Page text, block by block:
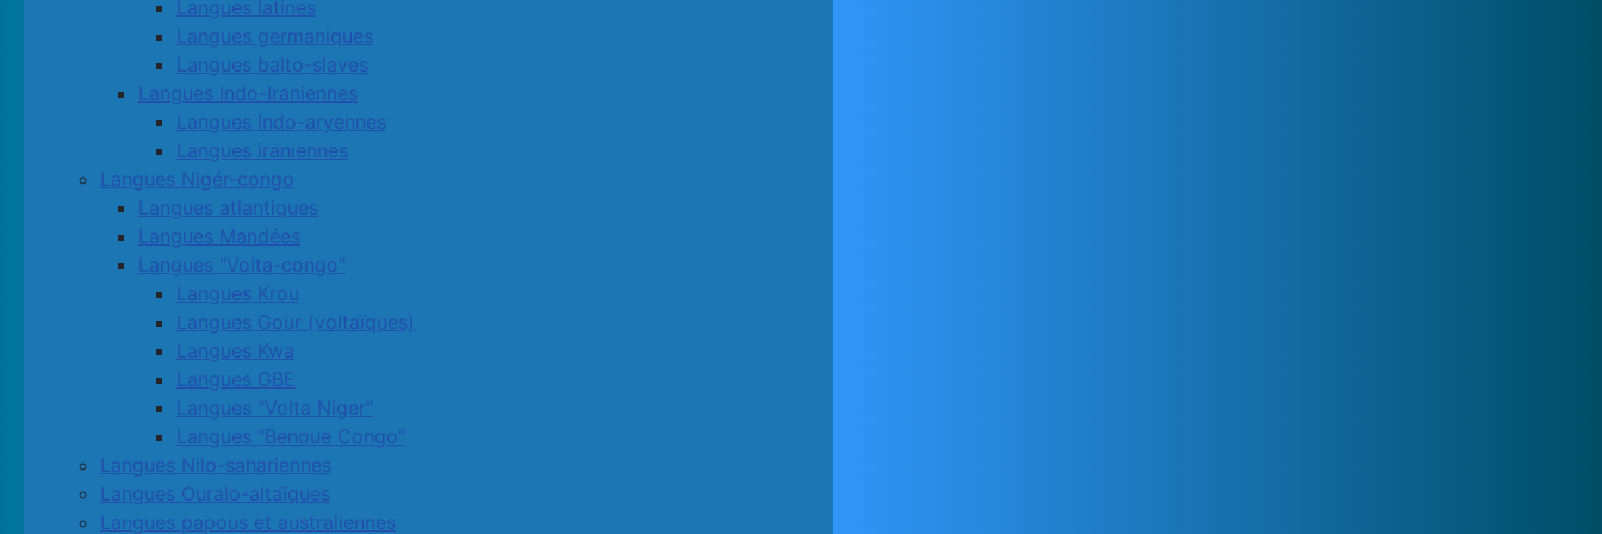
Langues latines
Langues germaniques
Langues balto-slaves
Langues Indo-Iraniennes
Langues Indo-aryennes
Langues iraniennes
Langues Nigér-congo
Langues atlantiques
Langues Mandées
Langues "Volta-congo"
Langues Krou
Langues Gour (voltaïques)
Langues Kwa
Langues GBE
Langues "Volta Niger"
Langues "Benoue Congo"
Langues Nilo-sahariennes
Langues Ouralo-altaïques
Langues papous et australiennes